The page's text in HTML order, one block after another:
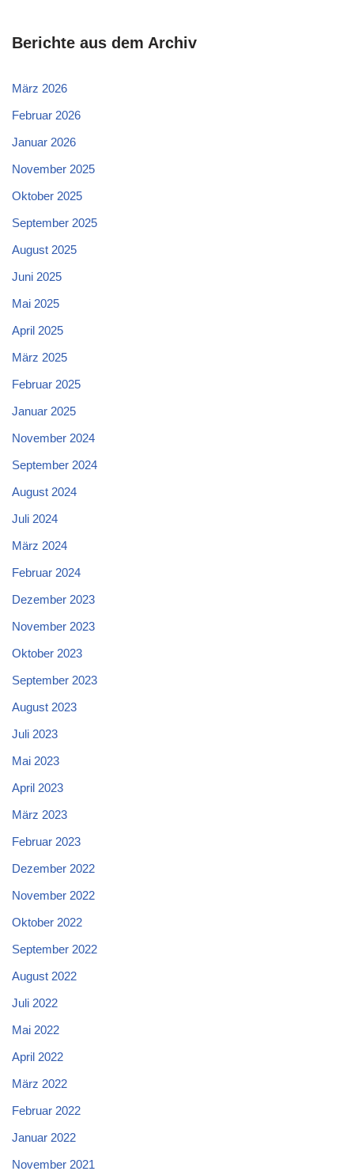
Berichte aus dem Archiv
März 2026
Februar 2026
Januar 2026
November 2025
Oktober 2025
September 2025
August 2025
Juni 2025
Mai 2025
April 2025
März 2025
Februar 2025
Januar 2025
November 2024
September 2024
August 2024
Juli 2024
März 2024
Februar 2024
Dezember 2023
November 2023
Oktober 2023
September 2023
August 2023
Juli 2023
Mai 2023
April 2023
März 2023
Februar 2023
Dezember 2022
November 2022
Oktober 2022
September 2022
August 2022
Juli 2022
Mai 2022
April 2022
März 2022
Februar 2022
Januar 2022
November 2021